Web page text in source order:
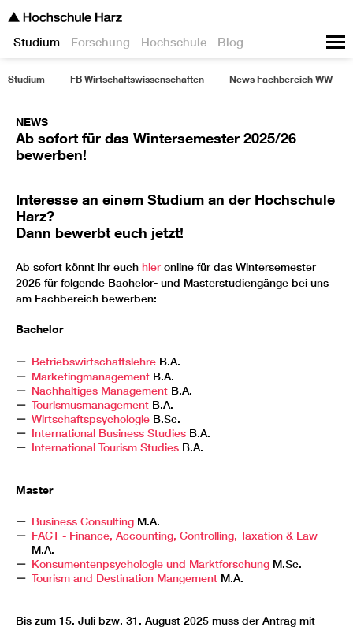
Studium Forschung Hochschule Blog
Studium FB Wirtschaftswissenschaften News Fachbereich WW
NEWS
Ab sofort für das Wintersemester 2025/26
bewerben!
Interesse an einem Studium an der Hochschule
Harz?
Dann bewerbt euch jetzt!
Ab sofort könnt ihr euch hier online für das Wintersemester
2025 für folgende Bachelor- und Masterstudiengänge bei uns
am Fachbereich bewerben:
Bachelor
Betriebswirtschaftslehre B.A.
MarketingmanagementB.A.
Nachhaltiges ManagementB.A.
TourismusmanagementB.A.
WirtschaftspsychologieB.Sc.
International Business StudiesB.A.
International Tourism StudiesB.A.
Master
Business ConsultingM.A.
FACT - Finance, Accounting, Controlling, Taxation & Law
M.A.
Konsumentenpsychologie und MarktforschungM.Sc.
Tourism and Destination MangementM.A.
Bis zum 15. Juli bzw. 31. August 2025 muss der Antrag mit